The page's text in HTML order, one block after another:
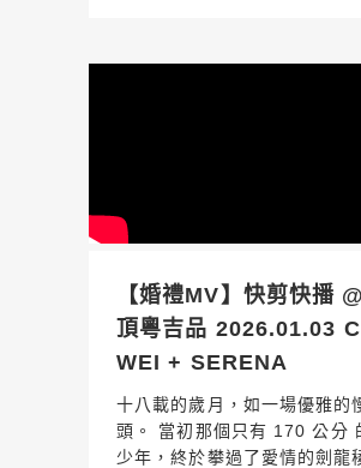
【婚禮MV】快剪快播
頂粵吉品 2026.01.03
WEI + SERENA
十八載的歲月，如一場優雅的
頭。 當初那個只有 170 公分
少年，終於攀過了愛情的劍龍